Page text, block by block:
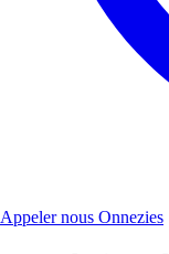
Appeler nous Onnezies